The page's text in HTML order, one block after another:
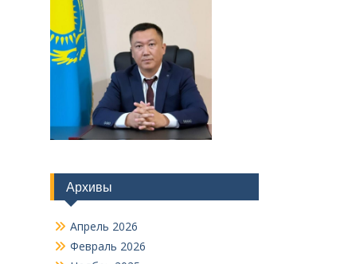
Архивы
Апрель 2026
Февраль 2026